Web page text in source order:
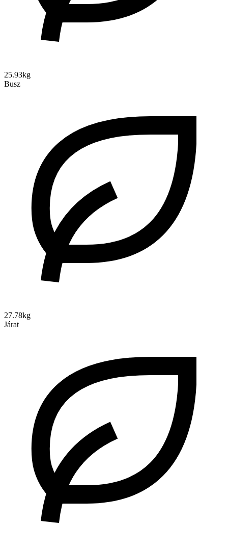
25.93kg
Busz
27.78kg
Járat